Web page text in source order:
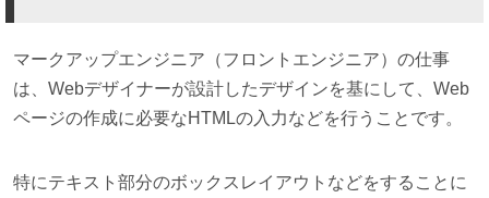
マークアップエンジニア（フロントエンジニア）の仕事
は、Webデザイナーが設計したデザインを基にして、Web
ページの作成に必要なHTMLの入力などを行うことです。
特にテキスト部分のボックスレイアウトなどをすることに